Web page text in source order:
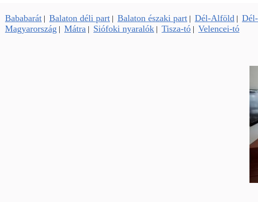
Bababarát | Balaton déli part | Balaton északi part | Dél-Alföld |
Magyarország | Mátra | Siófoki nyaralók | Tisza-tó | Velencei-tó